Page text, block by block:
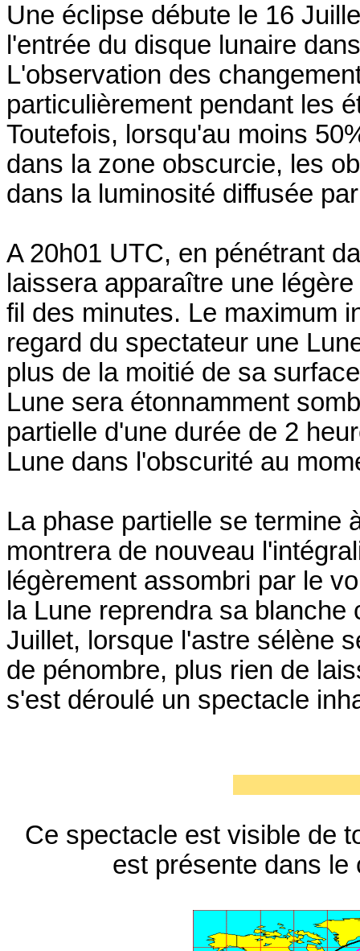
Une éclipse débute le 16
l'entrée du disque lunaire
L'observation des
particulièrement pendant les
Toutefois, lorsqu'au moins
dans la zone obscurcie, les
dans la luminosité diffusée
A 20h01 UTC, en pénétrant
laissera apparaître une
fil des minutes. Le maximum
regard du spectateur une
plus de la moitié de sa
Lune sera étonnamment
partielle d'une durée de 2
Lune dans l'obscurité au
La phase partielle se termine
montrera de nouveau
légèrement assombri par le
la Lune reprendra sa
Juillet, lorsque l'astre sélène
de pénombre, plus rien de
s'est déroulé un spectacle
Ce spectacle est visible de
est présente dans le